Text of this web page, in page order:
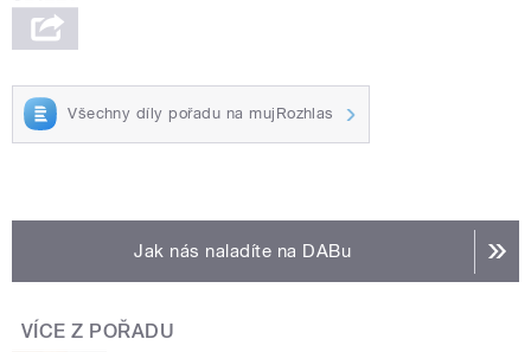
Všechny díly pořadu na mujRozhlas
Jak nás naladíte na DABu
VÍCE Z POŘADU